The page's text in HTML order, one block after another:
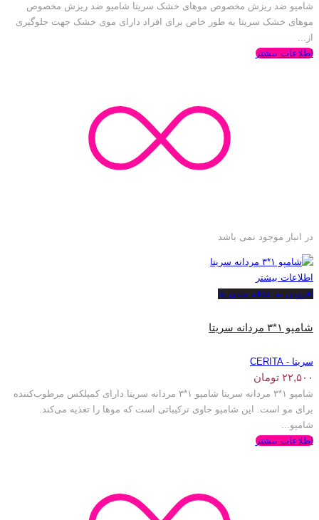
شامپو ضد ریزش مخصوص موهای خشک سریتا شامپو ضد ریزش مخصوص
موهای خشک سریتا به طور خاص برای افراد دارای موی خشک جهت جلوگیری
از...
اطلاعات بیشتر
در انبار موجود نمی باشد
اطلاعات بیشتر
افزودن به علاقه مندی ها
شامپو ۱*۳ مردانه سریتا
سریتا - CERITA
۲۲,۵۰۰ تومان
شامپو ۱*۳ مردانه سریتا شامپو ۱*۳ مردانه سریتا دارای کمپلکس مرطوب‌کننده
برای مو است. این شامپو حاوی ترکیباتی است که موها را تغذیه می‌کند.
شامپو...
اطلاعات بیشتر